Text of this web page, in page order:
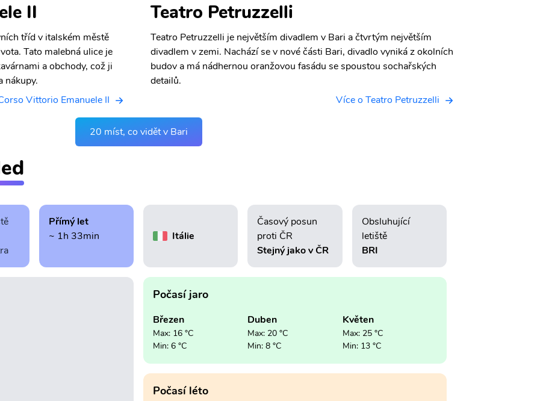
II
tříd v italském městě
Tato malebná ulice je
a obchody, což ji
nákupy.
Vittorio Emanuele II
Teatro Petruzzelli
Teatro Petruzzelli je největším divadlem v Bari a čtvrtým největším
divadlem v zemi. Nachází se v nové části Bari, divadlo vyniká z okolních
budov a má nádhernou oranžovou fasádu se spoustou sochařských
detailů.
Více o Teatro Petruzzelli
20 míst, co vidět v Bari
Přímý let
~ 1h 33min
Itálie
Časový posun
proti ČR
Stejný jako v ČR
Obsluhující
letiště
BRI
Počasí jaro
Březen
Max: 16 °C
Min: 6 °C
Duben
Max: 20 °C
Min: 8 °C
Květen
Max: 25 °C
Min: 13 °C
Počasí léto